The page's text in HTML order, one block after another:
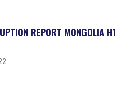
REPORT MONGOLIA H1